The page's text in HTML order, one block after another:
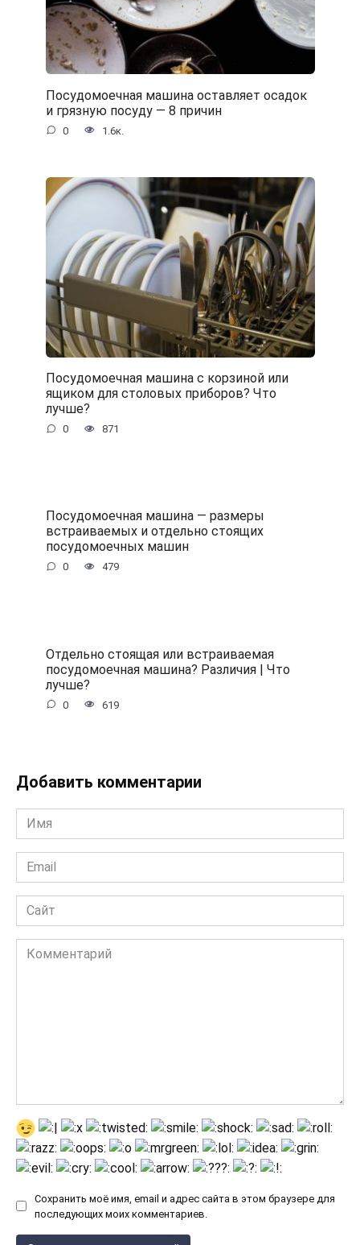
Посудомоечная машина оставляет осадок
и грязную посуду — 8 причин
0 1.6к.
Посудомоечная машина с корзиной или
ящиком для столовых приборов? Что
лучше?
0 871
Посудомоечная машина — размеры
встраиваемых и отдельно стоящих
посудомоечных машин
0 479
Отдельно стоящая или встраиваемая
посудомоечная машина? Различия | Что
лучше?
0 619
Добавить комментарии
Имя
*
Email
*
Сайт
Комментарий
Сохранить моё имя, email и адрес сайта в этом браузере для
последующих моих комментариев.